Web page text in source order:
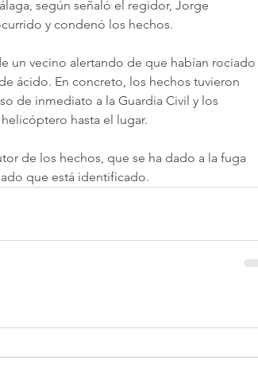
según señaló el regidor, Jorge
y condenó los hechos.
un vecino alertando de que habían rociado
ácido. En concreto, los hechos tuvieron
de inmediato a la Guardia Civil y los
hasta el lugar.
de los hechos, que se ha dado a la fuga
que está identificado.